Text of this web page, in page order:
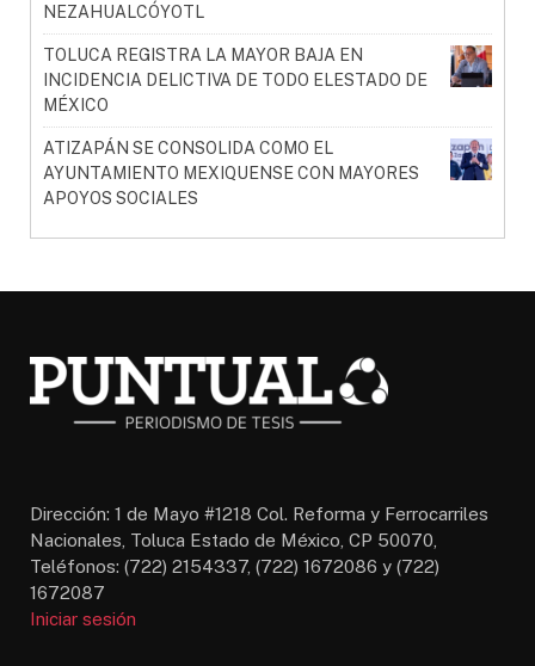
NEZAHUALCÓYOTL
TOLUCA REGISTRA LA MAYOR BAJA EN
INCIDENCIA DELICTIVA DE TODO ELESTADO DE
MÉXICO
ATIZAPÁN SE CONSOLIDA COMO EL
AYUNTAMIENTO MEXIQUENSE CON MAYORES
APOYOS SOCIALES
Dirección: 1 de Mayo #1218 Col. Reforma y Ferrocarriles
Nacionales, Toluca Estado de México, CP 50070,
Teléfonos: (722) 2154337, (722) 1672086 y (722)
1672087
Iniciar sesión